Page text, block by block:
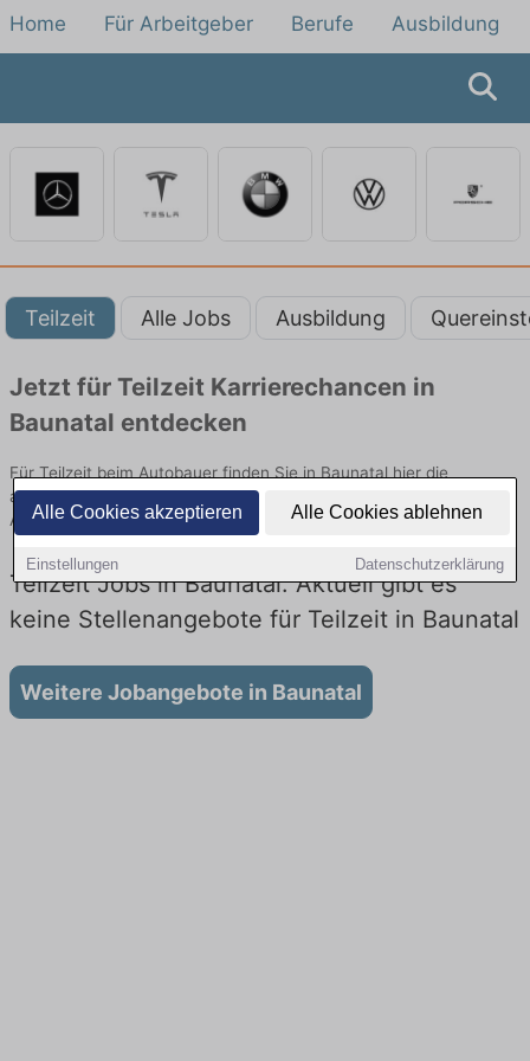
Alle Cookies akzeptieren Alle Cookies ablehnen
Einstellungen Datenschutzerklärung
Home Für Arbeitgeber Berufe Ausbildung
Teilzeit Alle Jobs Ausbildung
Jetzt für Teilzeit Karrierechancen in
Baunatal entdecken
Für Teilzeit beim Autobauer finden Sie in Baunatal hier die
aktuellsten Angebote. Entdecken Sie freie Optionen von Top-
Arbeitgebern und bewerben Sie sich noch heute.
Teilzeit Jobs in Baunatal: Aktuell gibt es
keine Stellenangebote für Teilzeit in Baunatal
Weitere Jobangebote in Baunatal